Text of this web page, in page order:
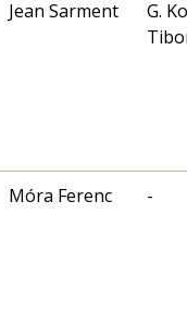
Jean Sarment
G.
Móra Ferenc -